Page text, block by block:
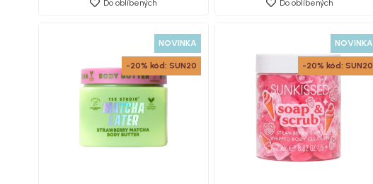
Do oblíbených Do oblíbených
NOVINKA
-20% kód: SUN20
NOVINKA
-20% kód: SUN20